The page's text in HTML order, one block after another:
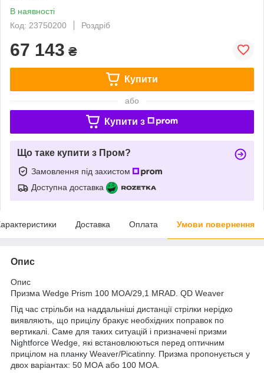
В наявності
Код: 23750200
Роздріб
67 143 ₴
Купити
або
Купити з
Що таке купити з Пром?
Замовлення під захистом
Доступна доставка
Доставка Оплата Умови повернення
Опис
Опис
Призма Wedge Prism 100 MOA/29,1 MRAD. QD Weaver
Під час стрільби на наддальніші дистанції стрілки нерідко
виявляють, що прицілу бракує необхідних поправок по
вертикалі. Саме для таких ситуацій і призначені призми
Nightforce Wedge, які встановлюються перед оптичним
прицілом на планку Weaver/Picatinny. Призма пропонується у
двох варіантах: 50 МОА або 100 МОА.